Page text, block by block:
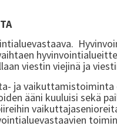
viestin viejinä ja
ja vaikuttamistoiminta
ääni kuuluisi sekä